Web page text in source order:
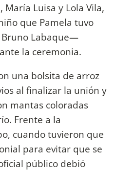
Luisa y Lola Vila,
que Pamela tuvo
Labaque—
la ceremonia.
una bolsita de arroz
al finalizar la unión y
mantas coloradas
Frente a la
cuando tuvieron que
para evitar que se
público debió